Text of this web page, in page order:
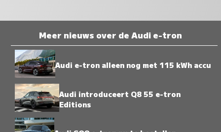
Meer nieuws over de Audi e-tron
Audi e-tron alleen nog met 115 kWh accu
Audi introduceert Q8 55 e-tron
Editions